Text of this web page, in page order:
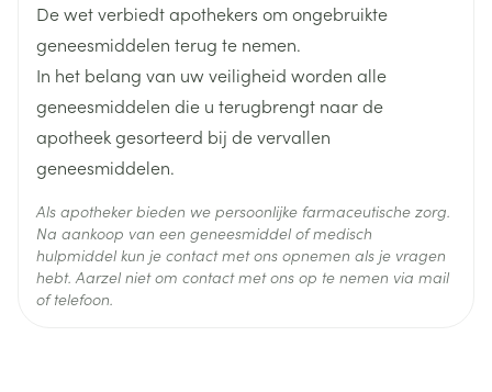
dan zo snel mogelijk uw arts.
Syndroom van lupusachtige ziekte (met inbegrip
van huiduitslag, gewrichtsstoornissen en effecten op
bloedcellen).
Ontsteking van de neusholten, pijn in de keel,
bloedneus.
Allergische reacties.
Verhoging van de bloedglucosespiegel (als u
diabetes heeft, moet u uw bloedglucosespiegel
Actieve
Ingrediënten
atorvastatine calcium
Behoud Kamertemperatuur (15°C - 25°C)
De wet verbiedt apothekers om ongebruikte
geneesmiddelen terug te nemen.
In het belang van uw veiligheid worden alle
geneesmiddelen die u terugbrengt naar de
apotheek gesorteerd bij de vervallen
geneesmiddelen.
Als apotheker bieden we persoonlijke farmaceutische zorg.
Na aankoop van een geneesmiddel of medisch
hulpmiddel kun je contact met ons opnemen als je vragen
hebt. Aarzel niet om contact met ons op te nemen via mail
of telefoon.